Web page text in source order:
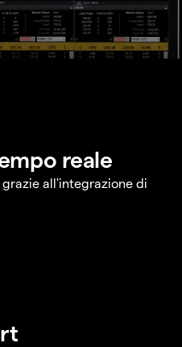
reale
all'integrazione di